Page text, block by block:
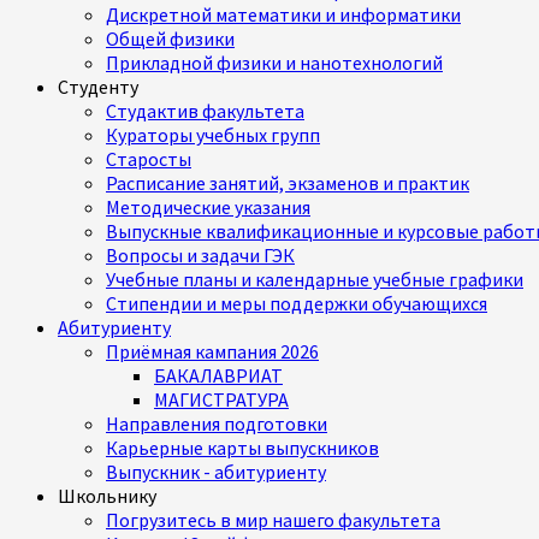
Дискретной математики и информатики
Общей физики
Прикладной физики и нанотехнологий
Студенту
Студактив факультета
Кураторы учебных групп
Старосты
Расписание занятий, экзаменов и практик
Методические указания
Выпускные квалификационные и курсовые
Вопросы и задачи ГЭК
Учебные планы и календарные учебные графики
Стипендии и меры поддержки обучающихся
Абитуриенту
Приёмная кампания 2026
БАКАЛАВРИАТ
МАГИСТРАТУРА
Направления подготовки
Карьерные карты выпускников
Выпускник - абитуриенту
Школьнику
Погрузитесь в мир нашего факультета